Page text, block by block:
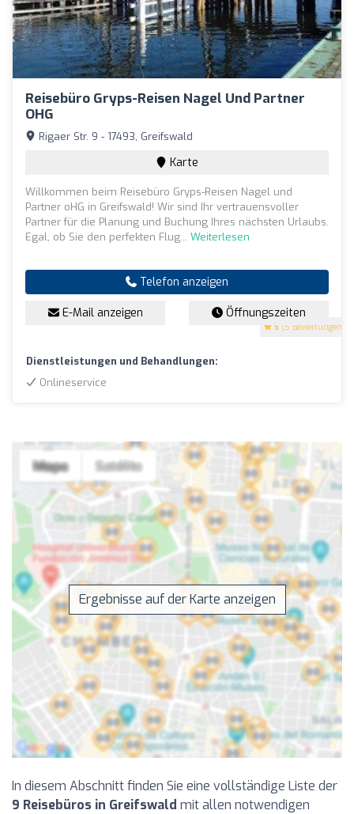
Reisebüro Gryps-Reisen Nagel Und Partner
OHG
5 (5 Bewertungen)
Rigaer Str. 9 - 17493, Greifswald
Karte
Willkommen beim Reisebüro Gryps-Reisen Nagel und
Partner oHG in Greifswald! Wir sind Ihr vertrauensvoller
Partner für die Planung und Buchung Ihres nächsten Urlaubs.
Egal, ob Sie den perfekten Flug... Weiterlesen
Telefon anzeigen
E-Mail anzeigen Öffnungszeiten
Dienstleistungen und Behandlungen:
Onlineservice
Ergebnisse auf der Karte anzeigen
In diesem Abschnitt finden Sie eine vollständige Liste der
9 Reisebüros in Greifswald mit allen notwendigen